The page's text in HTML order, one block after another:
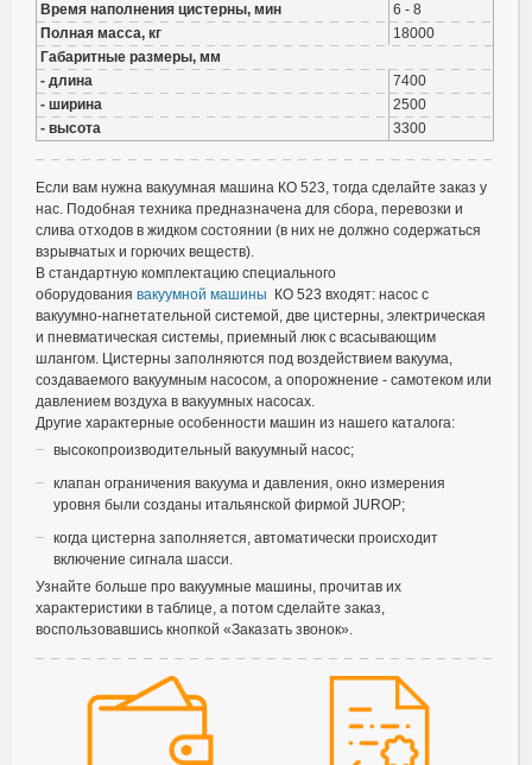
Время наполнения цистерны, мин
6 - 8
Полная масса, кг
18000
Габаритные размеры, мм
- длина
7400
- ширина
2500
- высота
3300
Если вам нужна вакуумная машина КО 523, тогда сделайте заказ у
нас. Подобная техника предназначена для сбора, перевозки и
слива отходов в жидком состоянии (в них не должно содержаться
взрывчатых и горючих веществ).
В стандартную комплектацию специального
оборудования вакуумной машины КО 523 входят: насос с
вакуумно-нагнетательной системой, две цистерны, электрическая
и пневматическая системы, приемный люк с всасывающим
шлангом. Цистерны заполняются под воздействием вакуума,
создаваемого вакуумным насосом, а опорожнение - самотеком или
давлением воздуха в вакуумных насосах.
Другие характерные особенности машин из нашего каталога:
высокопроизводительный вакуумный насос;
клапан ограничения вакуума и давления, окно измерения
уровня были созданы итальянской фирмой JUROP;
когда цистерна заполняется, автоматически происходит
включение сигнала шасси.
Узнайте больше про вакуумные машины, прочитав их
характеристики в таблице, а потом сделайте заказ,
воспользовавшись кнопкой «Заказать звонок».